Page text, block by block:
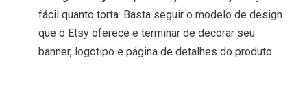
fácil quanto torta. Basta seguir o modelo de design
que o Etsy oferece e terminar de decorar seu
banner, logotipo e página de detalhes do produto.